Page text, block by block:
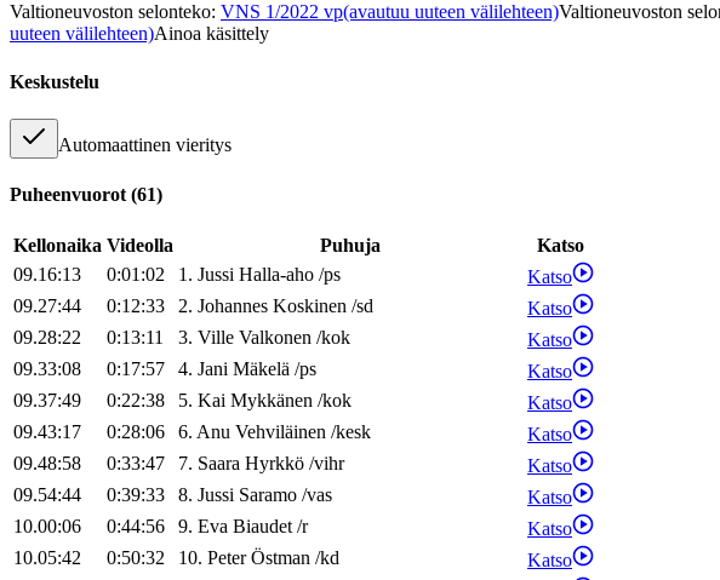
Valtioneuvoston selonteko: VNS 1/2022 vp(avautuu uuteen välilehteen)Valtioneuvoston
uuteen välilehteen)Ainoa käsittely
Keskustelu
Automaattinen vieritys
Puheenvuorot (61)
Kellonaika Videolla Puhuja
Katso
09.16:13
0:01:02 1. Jussi Halla-aho /ps
Katso
09.27:44
0:12:33 2. Johannes Koskinen /sd
Katso
09.28:22
0:13:11 3. Ville Valkonen /kok
Katso
09.33:08
0:17:57 4. Jani Mäkelä /ps
Katso
09.37:49
0:22:38 5. Kai Mykkänen /kok
Katso
09.43:17
0:28:06 6. Anu Vehviläinen /kesk
Katso
09.48:58
0:33:47 7. Saara Hyrkkö /vihr
Katso
09.54:44
0:39:33 8. Jussi Saramo /vas
Katso
10.00:06
0:44:56 9. Eva Biaudet/r
Katso
10.05:42
0:50:32 10. Peter Östman /kd
Katso